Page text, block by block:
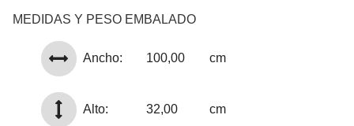
MEDIDAS Y PESO EMBALADO
Ancho: 100,00 cm
Alto: 32,00 cm